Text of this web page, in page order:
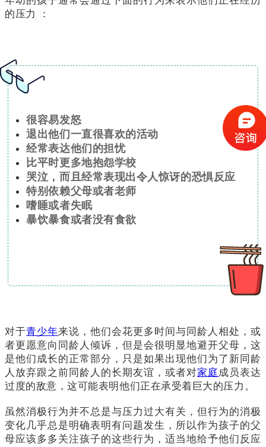
的压力 ：
很容易发怒
退出他们一直很喜欢的活动
经常表达他们的担忧
比平时更多地抱怨学校
哭泣，而且经常表现出令人惊讶的恐惧反应
特别依赖父母或者老师
嗜睡或者失眠
暴饮暴食或者没有食欲
对于青少年来说，他们会花更多时间与同龄人相处，或
者更愿意向同龄人倾诉，但是会很明显地避开父母，这
是他们成长的正常部分，只是如果出现他们为了新同龄
人放弃跟之前同龄人的长期友谊，或者对家庭成员表达
过度的敌意，这可能表明他们正在承受着巨大的压力。
虽然消极行为并不总是与压力过大有关，但行为的消极
变化几乎总是明确表明有问题发生，所以作为孩子的父
母应该多多关注孩子的这些行为，适当地给予他们反应